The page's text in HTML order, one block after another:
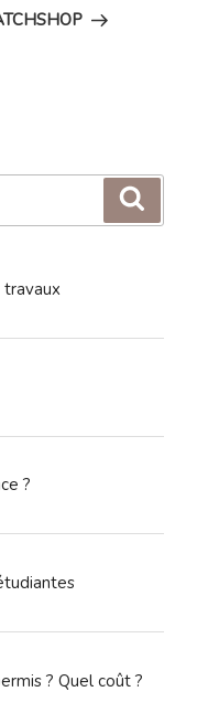
travaux
?
? Quel coût ?